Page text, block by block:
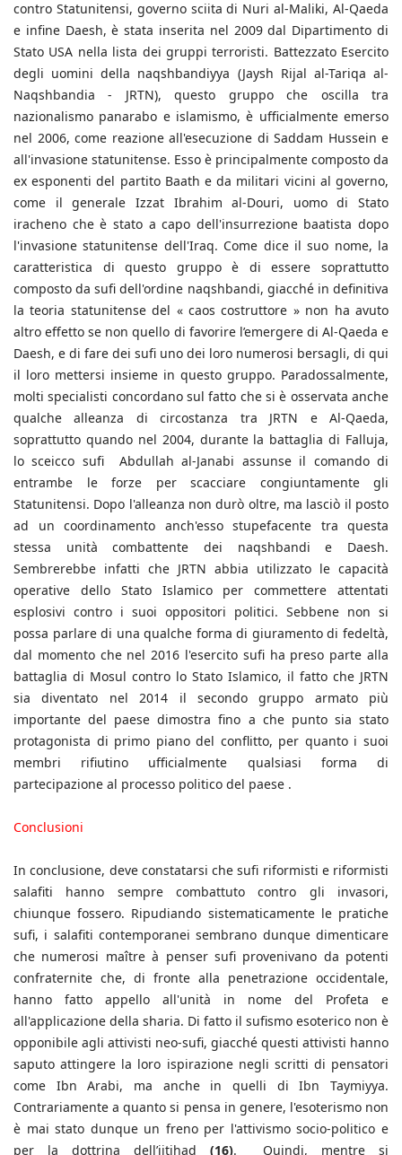
contro Statunitensi, governo sciita di Nuri al-Maliki, Al-Qaeda
e infine Daesh, è stata inserita nel 2009 dal Dipartimento di
Stato USA nella lista dei gruppi terroristi. Battezzato Esercito
degli uomini della naqshbandiyya (Jaysh Rijal al-Tariqa al-
Naqshbandia - JRTN), questo gruppo che oscilla tra
nazionalismo panarabo e islamismo, è ufficialmente emerso
nel 2006, come reazione all'esecuzione di Saddam Hussein e
all'invasione statunitense. Esso è principalmente composto da
ex esponenti del partito Baath e da militari vicini al governo,
come il generale Izzat Ibrahim al-Douri, uomo di Stato
iracheno che è stato a capo dell'insurrezione baatista dopo
l'invasione statunitense dell'Iraq. Come dice il suo nome, la
caratteristica di questo gruppo è di essere soprattutto
composto da sufi dell'ordine naqshbandi, giacché in definitiva
la teoria statunitense del « caos costruttore » non ha avuto
altro effetto se non quello di favorire l’emergere di Al-Qaeda e
Daesh, e di fare dei sufi uno dei loro numerosi bersagli, di qui
il loro mettersi insieme in questo gruppo. Paradossalmente,
molti specialisti concordano sul fatto che si è osservata anche
qualche alleanza di circostanza tra JRTN e Al-Qaeda,
soprattutto quando nel 2004, durante la battaglia di Falluja,
lo sceicco sufi Abdullah al-Janabi assunse il comando di
entrambe le forze per scacciare congiuntamente gli
Statunitensi. Dopo l'alleanza non durò oltre, ma lasciò il posto
ad un coordinamento anch'esso stupefacente tra questa
stessa unità combattente dei naqshbandi e Daesh.
Sembrerebbe infatti che JRTN abbia utilizzato le capacità
operative dello Stato Islamico per commettere attentati
esplosivi contro i suoi oppositori politici. Sebbene non si
possa parlare di una qualche forma di giuramento di fedeltà,
dal momento che nel 2016 l'esercito sufi ha preso parte alla
battaglia di Mosul contro lo Stato Islamico, il fatto che JRTN
sia diventato nel 2014 il secondo gruppo armato più
importante del paese dimostra fino a che punto sia stato
protagonista di primo piano del conflitto, per quanto i suoi
membri rifiutino ufficialmente qualsiasi forma di
partecipazione al processo politico del paese .
Conclusioni
In conclusione, deve constatarsi che sufi riformisti e riformisti
salafiti hanno sempre combattuto contro gli invasori,
chiunque fossero. Ripudiando sistematicamente le pratiche
sufi, i salafiti contemporanei sembrano dunque dimenticare
che numerosi maître à penser sufi provenivano da potenti
confraternite che, di fronte alla penetrazione occidentale,
hanno fatto appello all'unità in nome del Profeta e
all'applicazione della sharia. Di fatto il sufismo esoterico non è
opponibile agli attivisti neo-sufi, giacché questi attivisti hanno
saputo attingere la loro ispirazione negli scritti di pensatori
come Ibn Arabi, ma anche in quelli di Ibn Taymiyya.
Contrariamente a quanto si pensa in genere, l'esoterismo non
è mai stato dunque un freno per l'attivismo socio-politico e
per la dottrina dell’ijtihad (16). Quindi, mentre si